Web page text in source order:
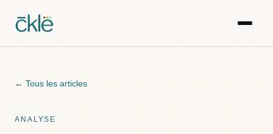
← Tous les articles
ANALYSE